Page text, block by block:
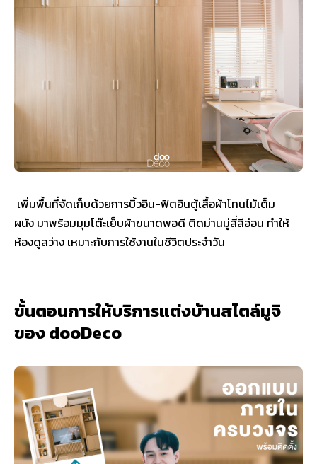
เพิ่มพื้นที่จัดเก็บด้วยการบิ้วอิน-ฟิตอินตู้เสื้อผ้าโทนไม้เต็ม
ผนัง มาพร้อมมุมโต๊ะเย็บผ้าขนาดพอดี ติดม่านมู่ลี่สีอ่อน ทำให้
ห้องดูสว่าง เหมาะกับการใช้งานในชีวิตประจำวัน
ขั้นตอนการให้บริการแต่งบ้านสไตล์มูจิ
ของ dooDeco